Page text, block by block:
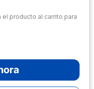
el producto al carrito para